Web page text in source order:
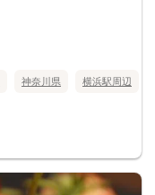
神奈川県 横浜駅周辺